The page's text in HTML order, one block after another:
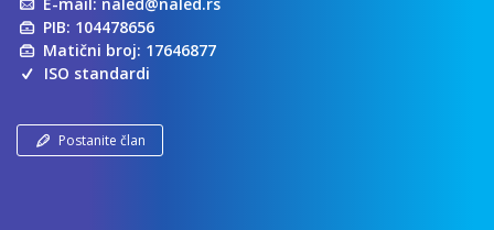
PIB: 104478656
Matični broj: 17646877
ISO standardi
Postanite član